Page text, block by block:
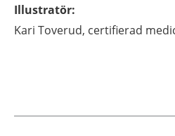
Illustratör:
Kari Toverud, certifierad